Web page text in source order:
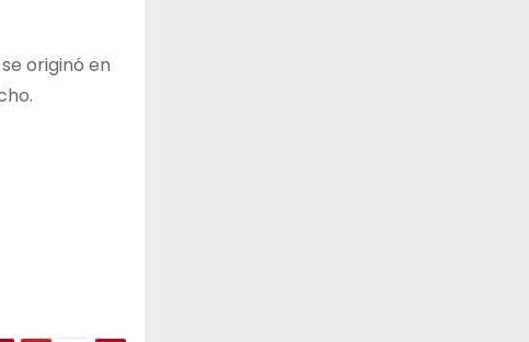
originó en